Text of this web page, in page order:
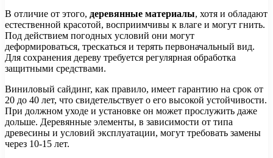
В отличие от этого, деревянные материалы, хотя и обладают
естественной красотой, восприимчивы к влаге и могут гнить.
Под действием погодных условий они могут
деформироваться, трескаться и терять первоначальный вид.
Для сохранения дереву требуется регулярная обработка
защитными средствами.
Виниловый сайдинг, как правило, имеет гарантию на срок от
20 до 40 лет, что свидетельствует о его высокой устойчивости.
При должном уходе и установке он может прослужить даже
дольше. Деревянные элементы, в зависимости от типа
древесины и условий эксплуатации, могут требовать замены
через 10-15 лет.